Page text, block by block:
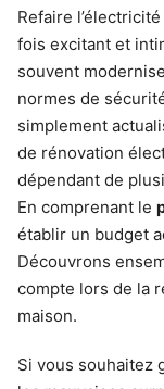
Refaire
fois excitant et
souvent
normes de
simplement
de rénovation
dépendant de
En comprenant le
établir un budget
Découvrons
compte lors de la
maison.
Si vous souhaitez